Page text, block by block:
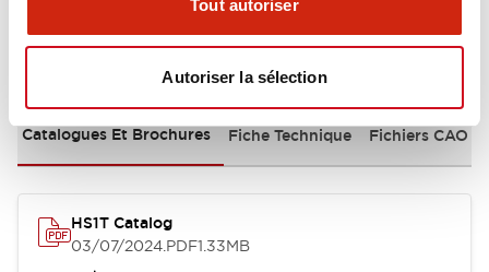
Tout autoriser
Autoriser la sélection
Documents et fichiers
Catalogues Et Brochures Fiche Technique Fichiers CAO
HS1T Catalog
03/07/2024.PDF1.33MB